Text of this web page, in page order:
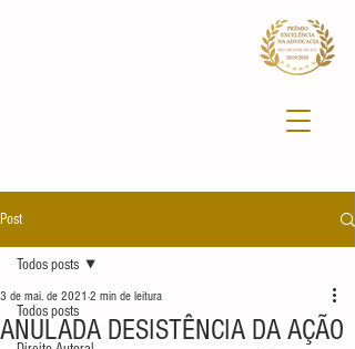
Post
Todos posts
Todos posts
ANULADA DESISTÊNCIA DA AÇÃO
3 de mai. de 2021 2 min de leitura